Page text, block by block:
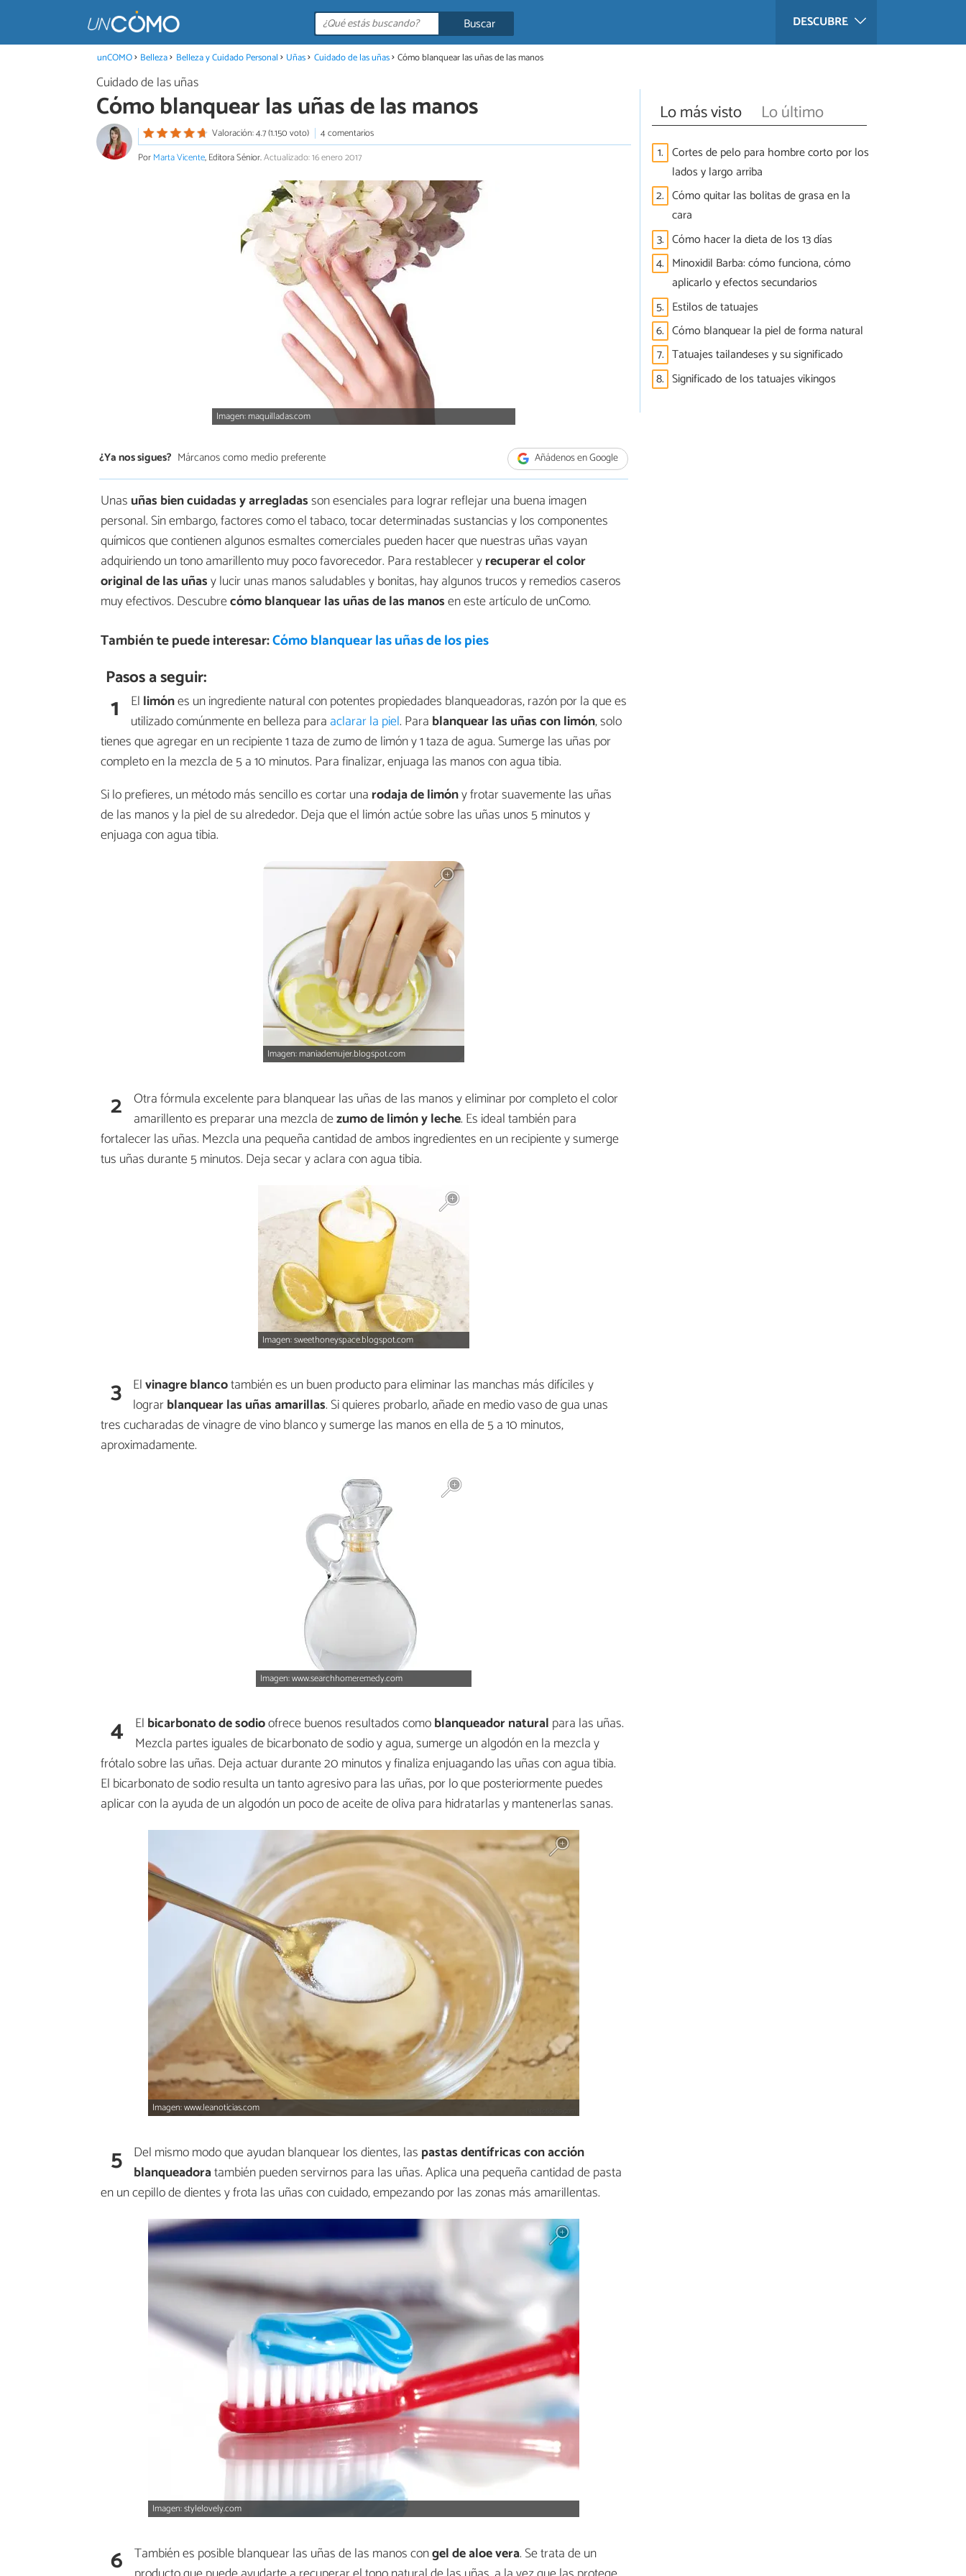
DESCUBRE
Buscar
unCOMO Belleza Belleza y Cuidado Personal Uñas Cuidado de las uñas Cómo blanquear las uñas de las manos
Cuidado de las uñas
Cómo blanquear las uñas de las manos
Valoración: 4.7 (1.150 voto)
4 comentarios
PorMarta Vicente, Editora Sénior.Actualizado: 16 enero 2017
Imagen: maquilladas.com
¿Ya nos sigues? Márcanos como medio preferente Añádenos en Google
Unas uñas bien cuidadas y arregladasson esenciales para lograr reflejar una buena imagen
personal. Sin embargo, factores como el tabaco, tocar determinadas sustancias y los componentes
químicos que contienen algunos esmaltes comerciales pueden hacer que nuestras uñas vayan
adquiriendo un tono amarillento muy poco favorecedor. Para restablecer yrecuperar el color
original de las uñasy lucir unas manos saludables y bonitas, hay algunos trucos y remedios caseros
muy efectivos. Descubrecómo blanquear las uñas de las manosen este artículo de unComo.
También te puede interesar:Cómo blanquear las uñas de los pies
Pasos a seguir:
1 El limónes un ingrediente natural con potentes propiedades blanqueadoras, razón por la que es
utilizado comúnmente en belleza para aclarar la piel. Para blanquear las uñas con limón, solo
tienes que agregar en un recipiente 1 taza de zumo de limón y 1 taza de agua. Sumerge las uñas por
completo en la mezcla de 5 a 10 minutos. Para finalizar, enjuaga las manos con agua tibia.
Si lo prefieres, un método más sencillo es cortar una rodaja de limóny frotar suavemente las uñas
de las manos y la piel de su alrededor. Deja que el limón actúe sobre las uñas unos 5 minutos y
enjuaga con agua tibia.
Imagen: maniademujer.blogspot.com
2 Otra fórmula excelente para blanquear las uñas de las manos y eliminar por completo el color
amarillento es preparar una mezcla dezumo de limón y leche. Es ideal también para
fortalecer las uñas. Mezcla una pequeña cantidad de ambos ingredientes en un recipiente y sumerge
tus uñas durante 5 minutos. Deja secar y aclara con agua tibia.
Imagen: sweethoneyspace.blogspot.com
3 Elvinagre blancotambién es un buen producto para eliminar las manchas más difíciles y
lograrblanquear las uñas amarillas. Si quieres probarlo, añade en medio vaso de gua unas
tres cucharadas de vinagre de vino blanco y sumerge las manos en ella de 5 a 10 minutos,
aproximadamente.
Imagen: www.searchhomeremedy.com
4 El bicarbonato de sodioofrece buenos resultados comoblanqueador natural para las uñas.
Mezcla partes iguales de bicarbonato de sodio y agua, sumerge un algodón en la mezcla y
frótalo sobre las uñas. Deja actuar durante 20 minutos y finaliza enjuagando las uñas con agua tibia.
El bicarbonato de sodio resulta un tanto agresivo para las uñas, por lo que posteriormente puedes
aplicar con la ayuda de un algodón un poco de aceite de oliva para hidratarlas y mantenerlas sanas.
Imagen: www.leanoticias.com
5 Del mismo modo que ayudan blanquear los dientes, las pastas dentífricas con acción
blanqueadoratambién pueden servirnos para las uñas. Aplica una pequeña cantidad de pasta
en un cepillo de dientes y frota las uñas con cuidado, empezando por las zonas más amarillentas.
Imagen: stylelovely.com
6 También es posible blanquear las uñas de las manos congel de aloe vera. Se trata de un
Lo más visto Lo último
1. Cortes de pelo para hombre corto por los
lados y largo arriba
2. Cómo quitar las bolitas de grasa en la
cara
3. Cómo hacer la dieta de los 13 días
4. Minoxidil Barba: cómo funciona, cómo
aplicarlo y efectos secundarios
5. Estilos de tatuajes
6. Cómo blanquear la piel de forma natural
7. Tatuajes tailandeses y su significado
8. Significado de los tatuajes vikingos